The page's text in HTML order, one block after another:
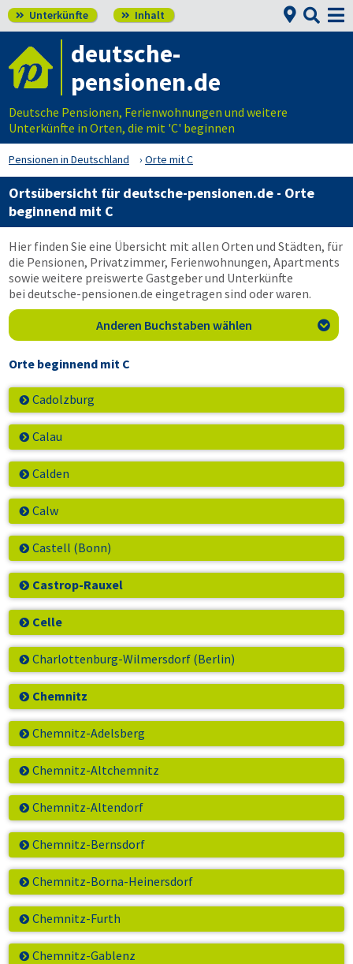
 Unterkünfte  Inhalt  
deutsche-
pensionen.de
Deutsche Pensionen, Ferienwohnungen und weitere
Unterkünfte in Orten, die mit 'C' beginnen
Pensionen in Deutschland Orte mit C
Ortsübersicht für deutsche-pensionen.de - Orte
beginnend mit C
Hier finden Sie eine Übersicht mit allen Orten und Städten, für
die Pensionen, Privatzimmer, Ferienwohnungen, Apartments
sowie weitere preiswerte Gastgeber und Unterkünfte
bei deutsche-pensionen.de eingetragen sind oder waren.
Anderen Buchstaben wählen

Orte beginnend mit C
Cadolzburg
Calau
Calden
Calw
Castell (Bonn)
Castrop-Rauxel
Celle
Charlottenburg-Wilmersdorf (Berlin)
Chemnitz
Chemnitz-Adelsberg
Chemnitz-Altchemnitz
Chemnitz-Altendorf
Chemnitz-Bernsdorf
Chemnitz-Borna-Heinersdorf
Chemnitz-Furth
Chemnitz-Gablenz